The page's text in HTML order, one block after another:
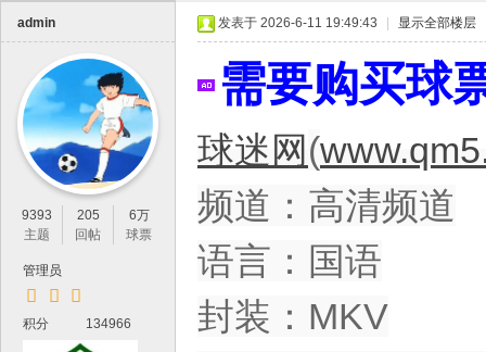
admin
9393
主题
205
回帖
6万
球票
管理员
积分 134966
发表于 2026-6-11 19:49:43 显示全部楼层
需要购买球
球迷网 (
频道：高清频道
语言：国语
封装：MKV